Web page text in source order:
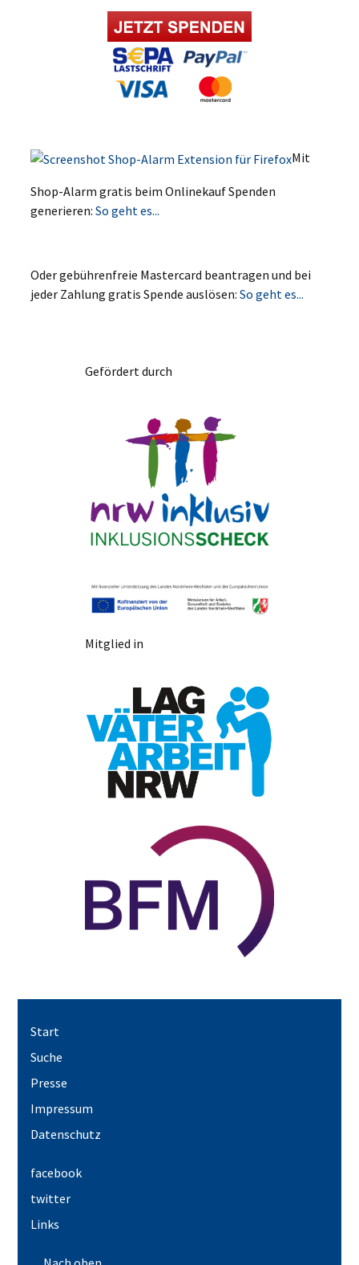
Mit
Shop-Alarm gratis beim Onlinekauf Spenden
generieren:So geht es...
Oder gebührenfreie Mastercard beantragen und bei
jeder Zahlung gratis Spende auslösen:So geht es...
Gefördert durch
Mitglied in
Start
Suche
Presse
Impressum
Datenschutz
facebook
twitter
Links